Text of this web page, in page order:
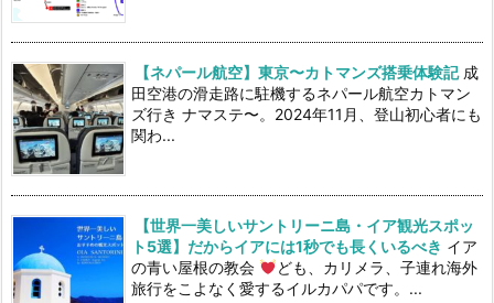
【ネパール航空】東京〜カトマンズ搭乗体験記 成
田空港の滑走路に駐機するネパール航空カトマン
ズ行き ナマステ〜。2024年11月、登山初心者にも
関わ...
【世界一美しいサントリーニ島・イア観光スポッ
ト5選】だからイアには1秒でも長くいるべき イア
の青い屋根の教会
ども、カリメラ、子連れ海外
旅行をこよなく愛するイルカパパです。...